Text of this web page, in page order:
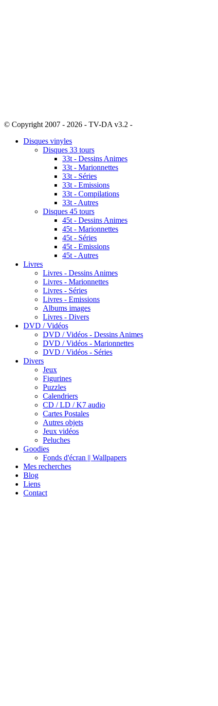
© Copyright 2007 - 2026 - TV-DA v3.2 -
Disques vinyles
Disques 33 tours
33t - Dessins Animes
33t - Marionnettes
33t - Séries
33t - Emissions
33t - Compilations
33t - Autres
Disques 45 tours
45t - Dessins Animes
45t - Marionnettes
45t - Séries
45t - Emissions
45t - Autres
Livres
Livres - Dessins Animes
Livres - Marionnettes
Livres - Séries
Livres - Emissions
Albums images
Livres - Divers
DVD / Vidéos
DVD / Vidéos - Dessins Animes
DVD / Vidéos - Marionnettes
DVD / Vidéos - Séries
Divers
Jeux
Figurines
Puzzles
Calendriers
CD / LD / K7 audio
Cartes Postales
Autres objets
Jeux vidéos
Peluches
Goodies
Fonds d'écran || Wallpapers
Mes recherches
Blog
Liens
Contact